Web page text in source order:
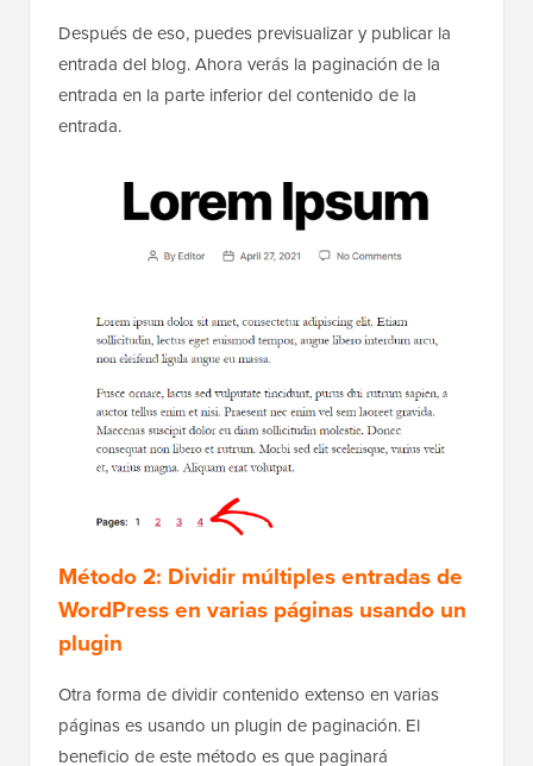
Después de eso, puedes previsualizar y publicar la
entrada del blog. Ahora verás la paginación de la
entrada en la parte inferior del contenido de la
entrada.
Método 2: Dividir múltiples entradas de
WordPress en varias páginas usando un
plugin
Otra forma de dividir contenido extenso en varias
páginas es usando un plugin de paginación. El
beneficio de este método es que paginará